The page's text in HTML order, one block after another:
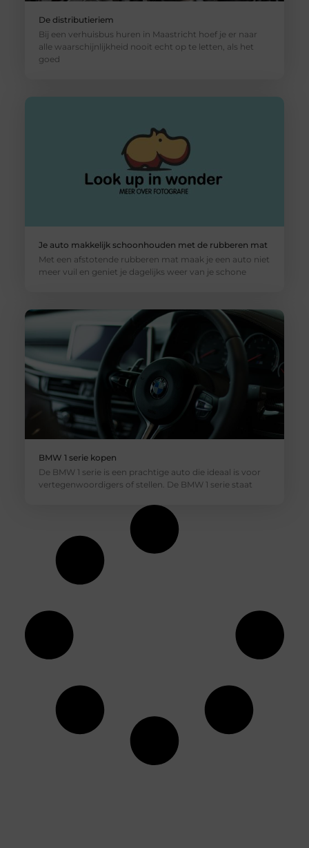
De distributieriem
Bij een verhuisbus huren in Maastricht hoef je er naar
alle waarschijnlijkheid nooit echt op te letten, als het
goed
Je auto makkelijk schoonhouden met de rubberen mat
Met een afstotende rubberen mat maak je een auto niet
meer vuil en geniet je dagelijks weer van je schone
BMW 1 serie kopen
De BMW 1 serie is een prachtige auto die ideaal is voor
vertegenwoordigers of stellen. De BMW 1 serie staat